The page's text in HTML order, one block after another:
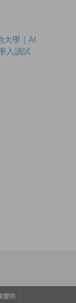
大學｜AI
入讀試
聲明